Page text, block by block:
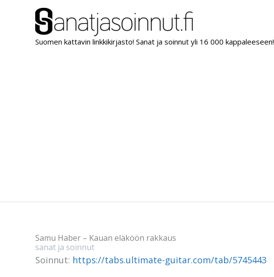
Suomen kattavin linkkikirjasto! Sanat ja soinnut yli 16 000 kappaleeseen!
Samu Haber – Kauan eläköön rakkaus
sanat ja soinnut
Soinnut: https://tabs.ultimate-guitar.com/tab/5745443